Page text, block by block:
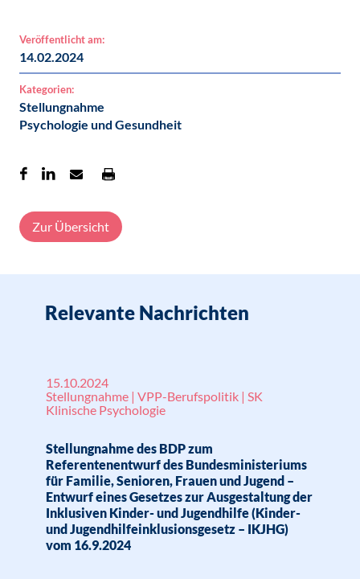
Veröffentlicht am:
14.02.2024
Kategorien:
Stellungnahme
Psychologie und Gesundheit
Zur Übersicht
Relevante Nachrichten
15.10.2024
Stellungnahme | VPP-Berufspolitik | SK
Klinische Psychologie
Stellungnahme des BDP zum
Referentenentwurf des Bundesministeriums
für Familie, Senioren, Frauen und Jugend –
Entwurf eines Gesetzes zur Ausgestaltung der
Inklusiven Kinder- und Jugendhilfe (Kinder-
und Jugendhilfeinklusionsgesetz – IKJHG)
vom 16.9.2024